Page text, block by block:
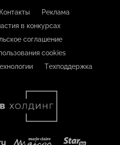
Контакты
Реклама
в конкурсах
соглашение
cookies
Техподдержка